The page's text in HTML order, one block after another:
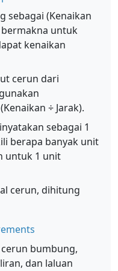
sebagai (Kenaikan
bermakna untuk
kenaikan
cerun dari
(Kenaikan ÷ Jarak).
sebagai 1
berapa banyak unit
untuk 1 unit
cerun, dihitung
bumbung,
dan laluan